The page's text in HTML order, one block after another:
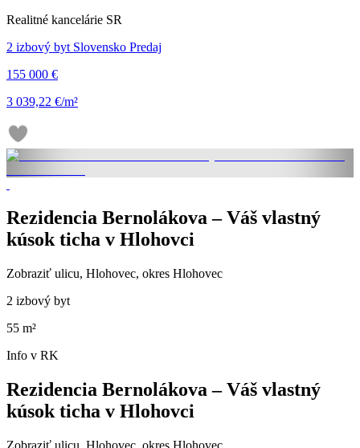
Realitné kancelárie SR
2 izbový byt Slovensko Predaj
155 000 €
3 039,22 €/m²
Rezidencia Bernolákova – Váš vlastný
kúsok ticha v Hlohovci
Zobraziť ulicu, Hlohovec, okres Hlohovec
2 izbový byt
55 m²
Info v RK
Rezidencia Bernolákova – Váš vlastný
kúsok ticha v Hlohovci